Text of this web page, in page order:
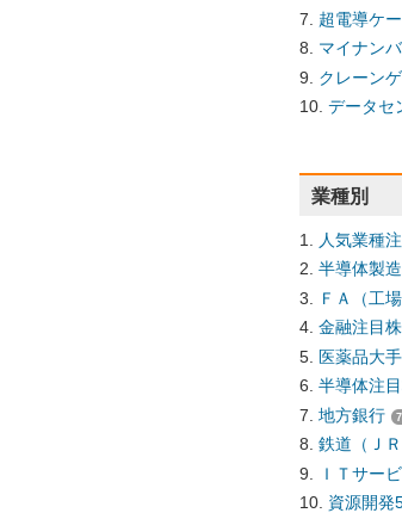
超電導ケ
マイナン
クレーン
データセ
業種別
人気業種
半導体製
ＦＡ（工
金融注目株
医薬品大
半導体注
地方銀行
鉄道（Ｊ
ＩＴサー
資源開発